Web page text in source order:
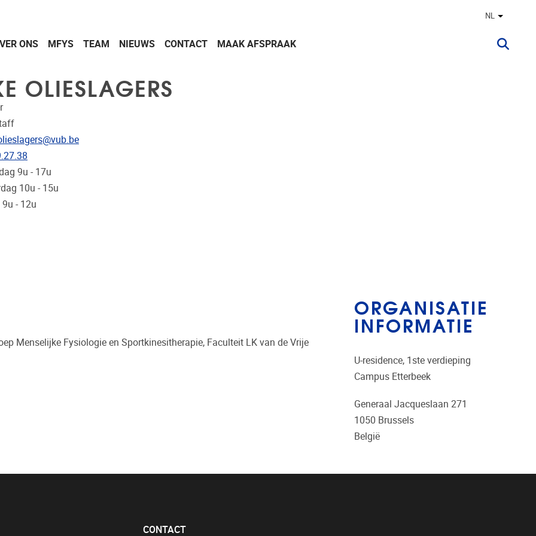
NL Andere
ONS MFYS TEAM NIEUWS CONTACT MAAK AFSPRAAK
OLIESLAGERS
9u - 17u
10u - 15u
- 12u
Menselijke Fysiologie en Sportkinesitherapie, Faculteit LK van de Vrije
ORGANISATIE
INFORMATIE
U-residence, 1ste verdieping
Campus Etterbeek
Generaal Jacqueslaan 271
1050 Brussels
België
CONTACT